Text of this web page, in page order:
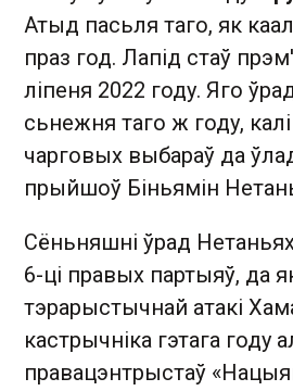
Атыд пасьля таго, як
праз год. Лапід стаў
ліпеня 2022 году. Яго
сьнежня таго ж году,
чарговых выбараў да
прыйшоў Біньямін
Сёньняшні ўрад
6-ці правых партыяў, да
тэрарыстычнай атакі
кастрычніка гэтага году
правацэнтрыстаў